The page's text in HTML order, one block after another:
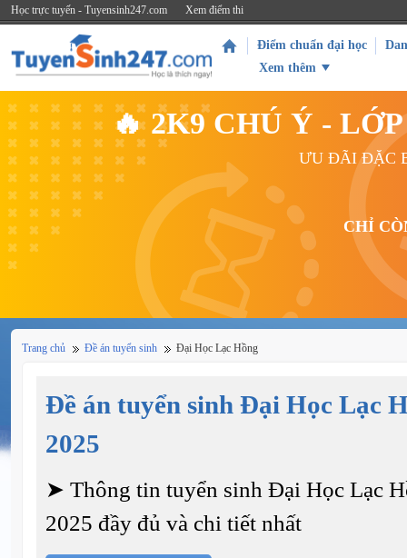
Học trực tuyến - Tuyensinh247.com Xem điểm thi
Điểm chuẩn đại học
Xem thêm
🔥 2K9 CHÚ Ý -
ƯU ĐÃI ĐẶC
CHỈ
Trang chủ Đề án tuyển sinh Đại Học Lạc Hồng
Đề án tuyển sinh Đại Học Lạc
2025
➤ Thông tin tuyển sinh Đại Học Lạc
2025 đầy đủ và chi tiết nhất